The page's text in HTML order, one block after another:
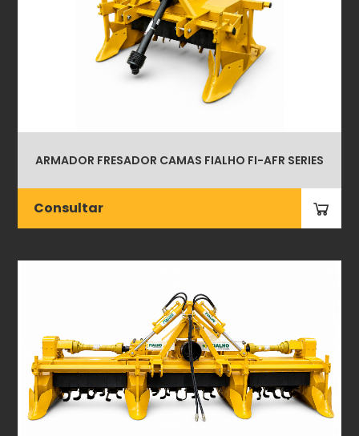
ARMADOR FRESADOR CAMAS FIALHO FI-AFR SERIES
Consultar